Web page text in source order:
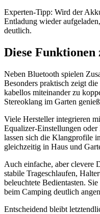
Experten-Tipp: Wird der
Entladung wieder
deutlich.
Diese
Neben Bluetooth spielen
Besonders praktisch zeigt
kabellos miteinander zu
Stereoklang im Garten
Viele Hersteller integrieren
Equalizer-Einstellungen
lassen sich die Klangprofile
gleichzeitig in Haus und
Auch einfache, aber clevere
stabile Trageschlaufen,
beleuchtete Bedientasten.
beim Camping deutlich
Entscheidend bleibt